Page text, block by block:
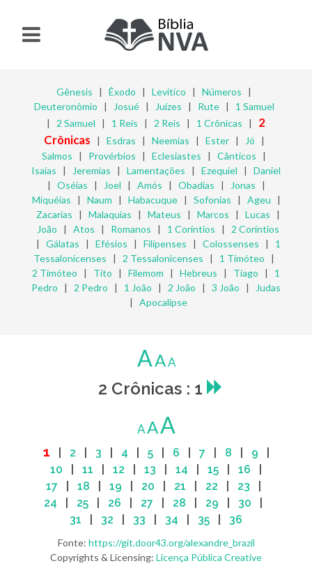
Gênesis | Êxodo | Levítico | Números |
Deuteronômio | Josué| Juízes | Rute| 1 Samuel
| 2 Samuel | 1 Reis | 2 Reis | 1 Crônicas | 2
Crônicas | Esdras | Neemias | Ester| Jó |
Salmos | Provérbios | Eclesiastes | Cânticos |
Isaías | Jeremias | Lamentações | Ezequiel | Daniel
| Oséias | Joel | Amós | Obadias | Jonas |
Miquéias | Naum | Habacuque| Sofonias | Ageu |
Zacarias | Malaquias | Mateus | Marcos | Lucas |
João | Atos | Romanos | 1 Coríntios | 2 Coríntios
| Gálatas | Efésios | Filipenses | Colossenses | 1
Tessalonicenses | 2 Tessalonicenses | 1 Timóteo |
2 Timóteo | Tito | Filemom | Hebreus | Tiago | 1
Pedro | 2 Pedro | 1 João | 2 João | 3 João |
Judas
| Apocalipse
AAA
2 Crônicas : 1
AAA
1 2 3 4 5| 6 7 8 9
10
11 12 13 14 15 16
17
18 19 20 21 22 23
24
25 26 27 28 29 30
31
32 33 34 35 36
Fonte: https://git.door43.org/alexandre_brazil
Copyrights & Licensing: Licença Pública Creative